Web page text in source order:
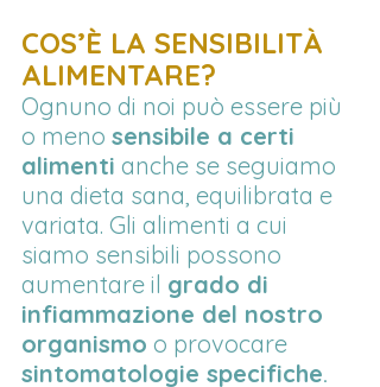
COS’È LA SENSIBILITÀ
ALIMENTARE?
Ognuno di noi può essere più
o meno sensibile a certi
alimenti anche se seguiamo
una dieta sana, equilibrata e
variata. Gli alimenti a cui
siamo sensibili possono
aumentare il grado di
infiammazione del nostro
organismo o provocare
sintomatologie specifiche.